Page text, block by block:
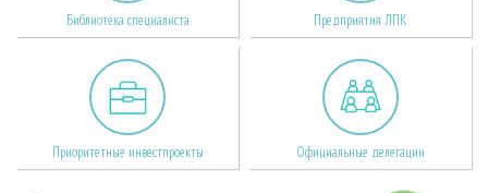
Библиотека специалиста Предприятия ЛПК
Приоритетные инвестпроекты Официальные делегации